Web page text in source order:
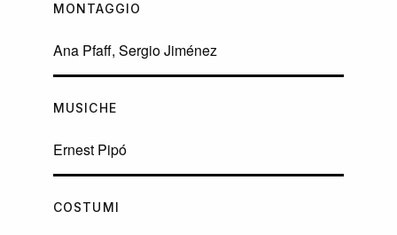
MONTAGGIO
Ana Pfaff, Sergio Jiménez
MUSICHE
Ernest Pipó
COSTUMI